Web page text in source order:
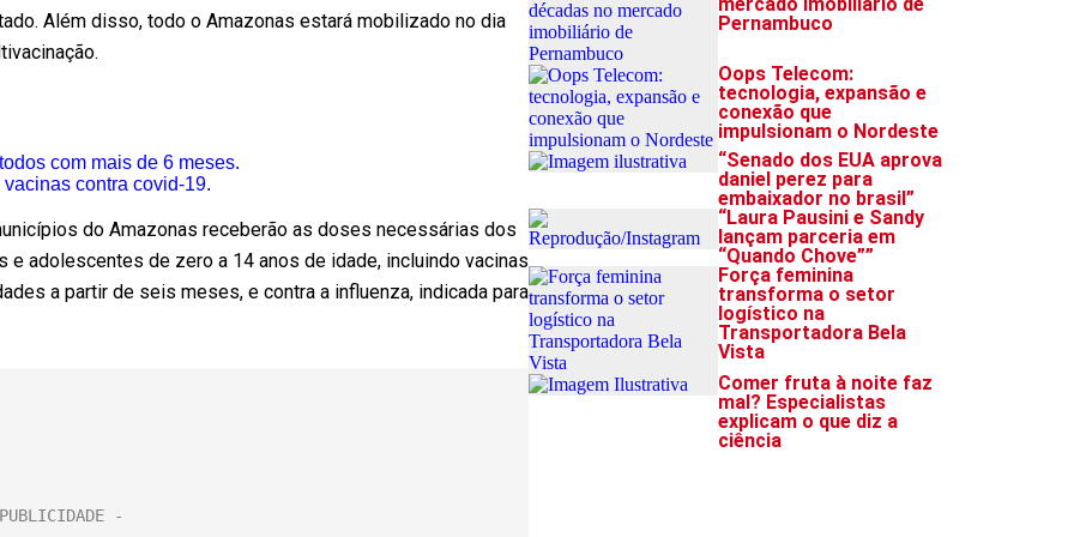
Além disso, todo o Amazonas estará mobilizado no dia
com mais de 6 meses.
contra covid-19.
do Amazonas receberão as doses necessárias dos
adolescentes de zero a 14 anos de idade, incluindo vacinas
a partir de seis meses, e contra a influenza, indicada para